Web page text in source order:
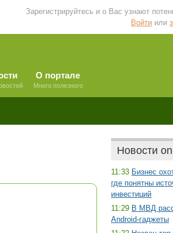
Зарегистрируйтесь и о Вас узнают
Войти или
О портале
Много полезного
Новости
11:33 Бизнес
где понятны
инвестиций
11:29 В МВД
Android-гаджеты